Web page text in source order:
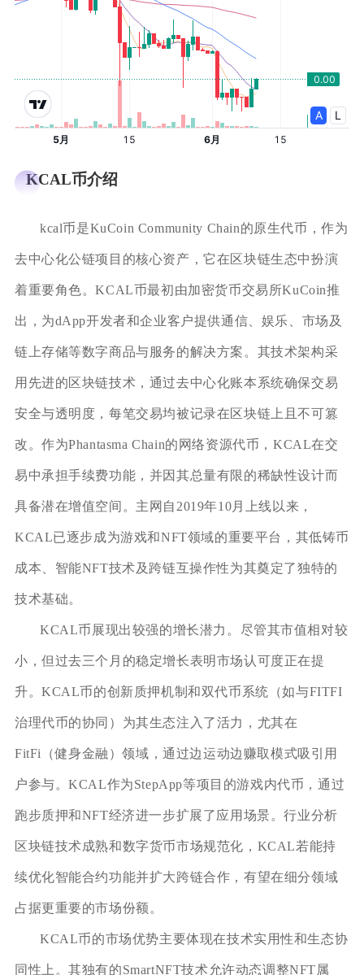
KCAL币介绍
kcal币是KuCoin Community Chain的原生代币，作为
去中心化公链项目的核心资产，它在区块链生态中扮演
着重要角色。KCAL币最初由加密货币交易所KuCoin推
出，为dApp开发者和企业客户提供通信、娱乐、市场及
链上存储等数字商品与服务的解决方案。其技术架构采
用先进的区块链技术，通过去中心化账本系统确保交易
安全与透明度，每笔交易均被记录在区块链上且不可篡
改。作为Phantasma Chain的网络资源代币，KCAL在交
易中承担手续费功能，并因其总量有限的稀缺性设计而
具备潜在增值空间。主网自2019年10月上线以来，
KCAL已逐步成为游戏和NFT领域的重要平台，其低铸币
成本、智能NFT技术及跨链互操作性为其奠定了独特的
技术基础。
KCAL币展现出较强的增长潜力。尽管其市值相对较
小，但过去三个月的稳定增长表明市场认可度正在提
升。KCAL币的创新质押机制和双代币系统（如与FITFI
治理代币的协同）为其生态注入了活力，尤其在
FitFi（健身金融）领域，通过边运动边赚取模式吸引用
户参与。KCAL作为StepApp等项目的游戏内代币，通过
跑步质押和NFT经济进一步扩展了应用场景。行业分析
区块链技术成熟和数字货币市场规范化，KCAL若能持
续优化智能合约功能并扩大跨链合作，有望在细分领域
占据更重要的市场份额。
KCAL币的市场优势主要体现在技术实用性和生态协
同性上。其独有的SmartNFT技术允许动态调整NFT属